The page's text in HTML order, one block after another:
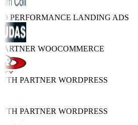
PERFORMANCELANDING ADS
WOOCOMMERCE
PARTNERWORDPRESS
PARTNERWORDPRESS